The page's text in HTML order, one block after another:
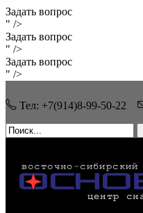
Задать вопрос
" />
Задать вопрос
" />
Задать вопрос
" />
Тел: +7(914)8-99-50-22